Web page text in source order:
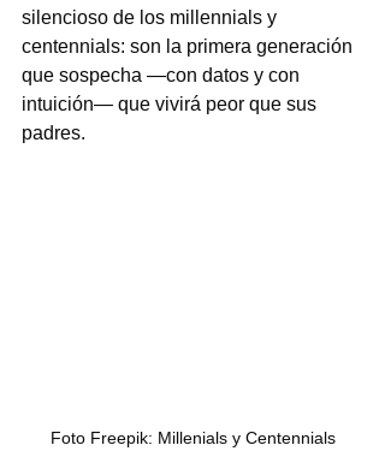
silencioso de los millennials y
centennials: son la primera generación
que sospecha —con datos y con
intuición— que vivirá peor que sus
padres.
Foto Freepik: Millenials y Centennials